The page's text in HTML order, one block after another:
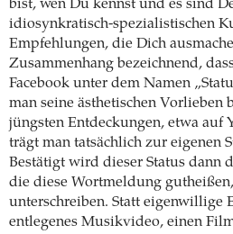
bist, wen Du kennst und es sind
idiosynkratisch-spezialistischen
Empfehlungen, die Dich
Zusammenhang bezeichnend,
Facebook unter dem Namen
man seine ästhetischen Vorlieben
jüngsten Entdeckungen, etwa auf
trägt man tatsächlich zur eigenen
Bestätigt wird dieser Status dann
die diese Wortmeldung
unterschreiben. Statt eigenwillige
entlegenes Musikvideo, einen